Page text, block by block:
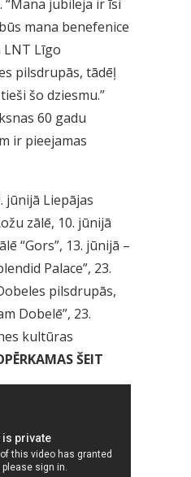
jubileja ir īsi
mana benefenice
LNT Līgo
pilsdrupās, tādēļ
šo dziesmu.”
60 gadu
ir pieejamas
jūnijā Liepājas
zālē, 10. jūnijā
“Gors”, 13. jūnijā –
Palace”, 23.
pilsdrupās,
Dobelē”, 23.
kultūras
ŠEIT